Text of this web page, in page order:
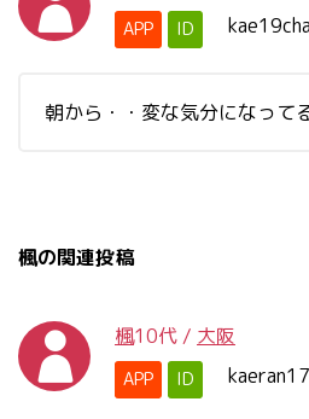
APP ID
朝から・・変な気分になって
楓の関連投稿
楓10代 / 大阪
APP ID kaeran17